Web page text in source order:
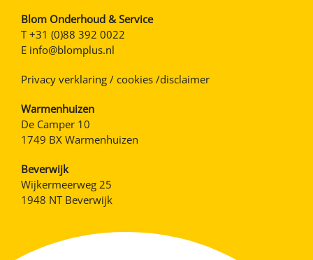
Blom Onderhoud & Service
T+31 (0)88 392 0022
E info@blomplus.nl
Privacy verklaring / cookies /disclaimer
Warmenhuizen
De Camper 10
1749 BX Warmenhuizen
Beverwijk
Wijkermeerweg 25
1948 NT Beverwijk